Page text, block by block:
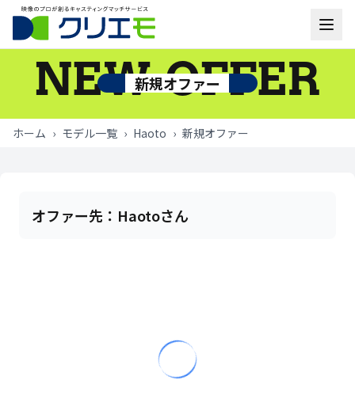
モデル一覧
新規オファー
NEW OFFER
ホーム › モデル一覧 › Haoto › 新規オファー
オファー先： Haotoさん